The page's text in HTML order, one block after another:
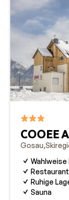
COOEE
Gosau
Wahlweise
Restaurant
Ruhige
Sauna